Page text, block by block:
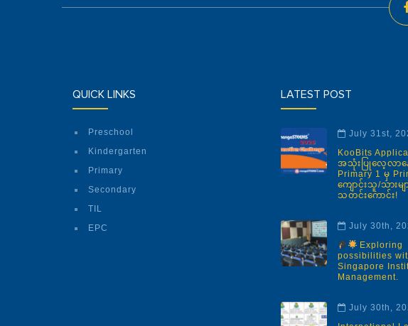
QUICK LINKS
Preschool
Kindergarten
Primary
Secondary
TIL
EPC
LATEST POST
July 31st,
KooBits
အသုံးပြုလေ့လာန
Primary 1 မှ
ကျောင်းသူ/သား
သတင်းကောင်း!
July 30th,
Exploring
possibilities
Singapore
Management.
July 30th,